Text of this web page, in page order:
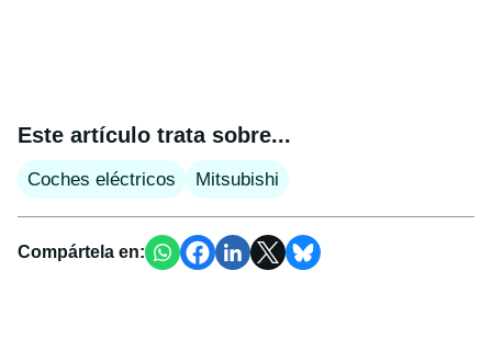
Este artículo trata sobre...
Coches eléctricos Mitsubishi
Compártela en: